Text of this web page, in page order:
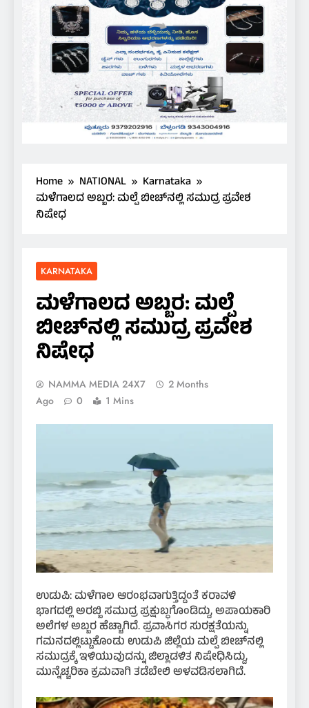
Home NATIONAL
Karnataka
ಮಳೆಗಾಲದ ಅಬ್ಬರ: ಮಲ್ಪೆ ಬೀಚ್‌ನಲ್ಲಿ ಸಮುದ್ರ ಪ್ರವೇಶ
ನಿಷೇಧ
KARNATAKA
ಮಳೆಗಾಲದ ಅಬ್ಬರ: ಮಲ್ಪೆ
ಬೀಚ್‌ನಲ್ಲಿ ಸಮುದ್ರ ಪ್ರವೇಶ
ನಿಷೇಧ
NAMMA MEDIA 24X7
2 Months
Ago
0 1 Mins
ಉಡುಪಿ: ಮಳೆಗಾಲ ಆರಂಭವಾಗುತ್ತಿದ್ದಂತೆ ಕರಾವಳಿ
ಭಾಗದಲ್ಲಿ ಅರಬ್ಬಿ ಸಮುದ್ರ ಪ್ರಕ್ಷುಬ್ಧಗೊಂಡಿದ್ದು, ಅಪಾಯಕಾರಿ
ಅಲೆಗಳ ಅಬ್ಬರ ಹೆಚ್ಚಾಗಿದೆ. ಪ್ರವಾಸಿಗರ ಸುರಕ್ಷತೆಯನ್ನು
ಗಮನದಲ್ಲಿಟ್ಟುಕೊಂಡು ಉಡುಪಿ ಜಿಲ್ಲೆಯ ಮಲ್ಪೆ ಬೀಚ್‌ನಲ್ಲಿ
ಸಮುದ್ರಕ್ಕೆ ಇಳಿಯುವುದನ್ನು ಜಿಲ್ಲಾಡಳಿತ ನಿಷೇಧಿಸಿದ್ದು,
ಮುನ್ನೆಚ್ಚರಿಕಾ ಕ್ರಮವಾಗಿ ತಡೆಬೇಲಿ ಅಳವಡಿಸಲಾಗಿದೆ.